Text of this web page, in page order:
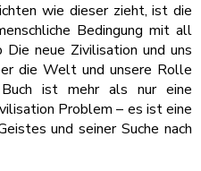
wie dieser zieht, ist die
Bedingung mit all
neue Zivilisation und uns
die Welt und unsere Rolle
Buch ist mehr als nur eine
Problem – es ist eine
und seiner Suche nach